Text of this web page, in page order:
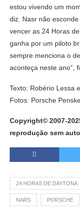
estou vivendo um
diz. Nasr não
vencer as 24 Horas
ganha por um piloto
sempre menciona o
aconteça neste ano”,
Texto: Robério Lessa
Fotos: Porsche
Copyright© 2007-
reprodução sem
24 HORAS DE DAYTONA
NARS PORSCHE